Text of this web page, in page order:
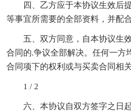
四、乙方应于本协议生效后
等事宜所需要的全部资料，并配
五、双方同意，自本协议生
合同的.争议全部解决。任何一方
合同项下的权利或与买卖合同相
1 / 2
六、本协议自双方签字之日